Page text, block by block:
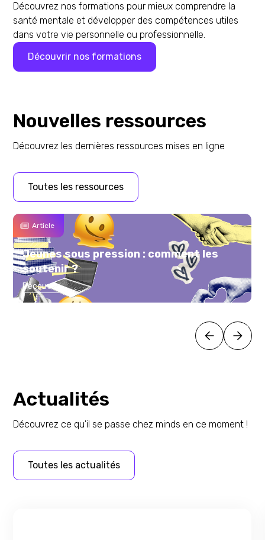
Découvrez nos formations pour mieux comprendre la
santé mentale et développer des compétences utiles
dans votre vie personnelle ou professionnelle.
Découvrir nos formations
Nouvelles ressources
Découvrez les dernières ressources mises en ligne
Toutes les ressources
Article
Répondre au besoin de liens - en ligne et
hors ligne
Découvrir
Actualités
Découvrez ce qu'il se passe chez minds en ce moment !
Toutes les actualités